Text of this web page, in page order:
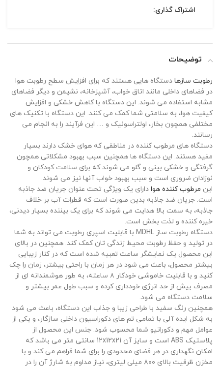
اشتراک گذاری:
توضیحات
رطوبت سازها دستگاه هایی هستند که برای افزایش سطح رطوبت هوا
در فضاهای داخلی مانند اتاق خواب، آشپزخانه، نشیمن و دیگر فضاهای
مشابه استفاده می شوند. این دستگاه با کاهش خشکی و افزایش
کیفیت هوا، به سلامتی شما کمک می کنند. این دستگاه با تکنیک های
مختلفی همچون بخار، اولتراسونیک و … این فرآیند را به انجام می
رسانند.
دستگاه های مرطوب کننده در مناطقی که هوای خشک دارند بسیار
مفید هستند. این دستگاه ها همچنین سبب بهبود مشکلاتی همچون
گرفتگی و خشکی بینی و گلو می شوند که برای سلامت کودکان و
نوزادان ضروری است و سبب بهبود خواب آنها نیز می شوند.
این مرطوب کننده هوا دارای یک ویژگی تحت عنوان جریان ضد جاذبه
است. جریان ضد جاذبه بدین صورت است که قطرات آب بر خلاف
جاذبه، به سمت بالا هدایت می شوند که برای یک بیننده بسیار دیدنی،
خیره کننده و لذت بخش است.
دستگاه رطوبت ساز MDHL با قابلیت اسپری رطوبت می تواند به شما
در تولید و حفظ رطوبت محیط زندگی تان کمک کند. همچنین در بالای
این محصول یک نمایشگر ساعت تعبیه شده است که در کنار زیبایی
بیشتر محصول، باعث می شود در هر زمان با راحتی بیشتر، زمان را چک
کنید و با قابلیت خاموشی خودکار ۸ ساعته، به طور هوشمندانه ای از
مصرف بیش از حد انرژی خودداری کرده و سبب طول عمر بیشتر و
سلامت دستگاه می شود.
همچنین رنگ سفید با طراحی زیبا و جذاب این دستگاه، باعث می شود
به شکل ایده آلی با تمامی تم های دکوراسیون داخلی سازگار، و یکی از
عوامل مهم و دکوراتیو شما محسوب شود. جنس این محصول از
پلاستیک ABS است و سایز آن 12x12x21 سانتی متر می باشد که
امکان نگهداری در هر فضای محدودی را برای شما فراهم می کند و با
مخزن ظرفیت بالای ۸۰۰ میلی لیتری، نیاز مداوم به شارژ آن را در